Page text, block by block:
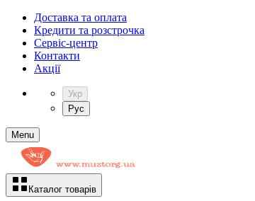
Доставка та оплата
Кредити та розстрочка
Сервіc-центр
Контакти
Акції
Укр
Рус
Menu
Каталог товарів